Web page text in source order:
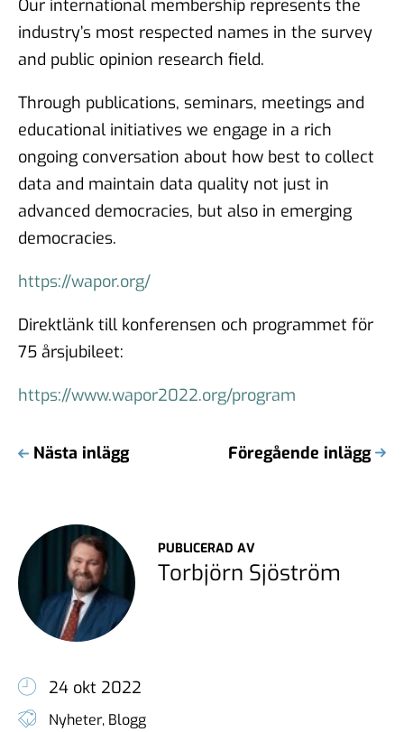
Our international membership represents the
industry’s most respected names in the survey
and public opinion research field.
Through publications, seminars, meetings and
educational initiatives we engage in a rich
ongoing conversation about how best to collect
data and maintain data quality not just in
advanced democracies, but also in emerging
democracies.
https://wapor.org/
Direktlänk till konferensen och programmet för
75 årsjubileet:
https://www.wapor2022.org/program
Nästa inlägg Föregående inlägg
PUBLICERAD AV
Torbjörn Sjöström
24 okt 2022
Nyheter, Blogg